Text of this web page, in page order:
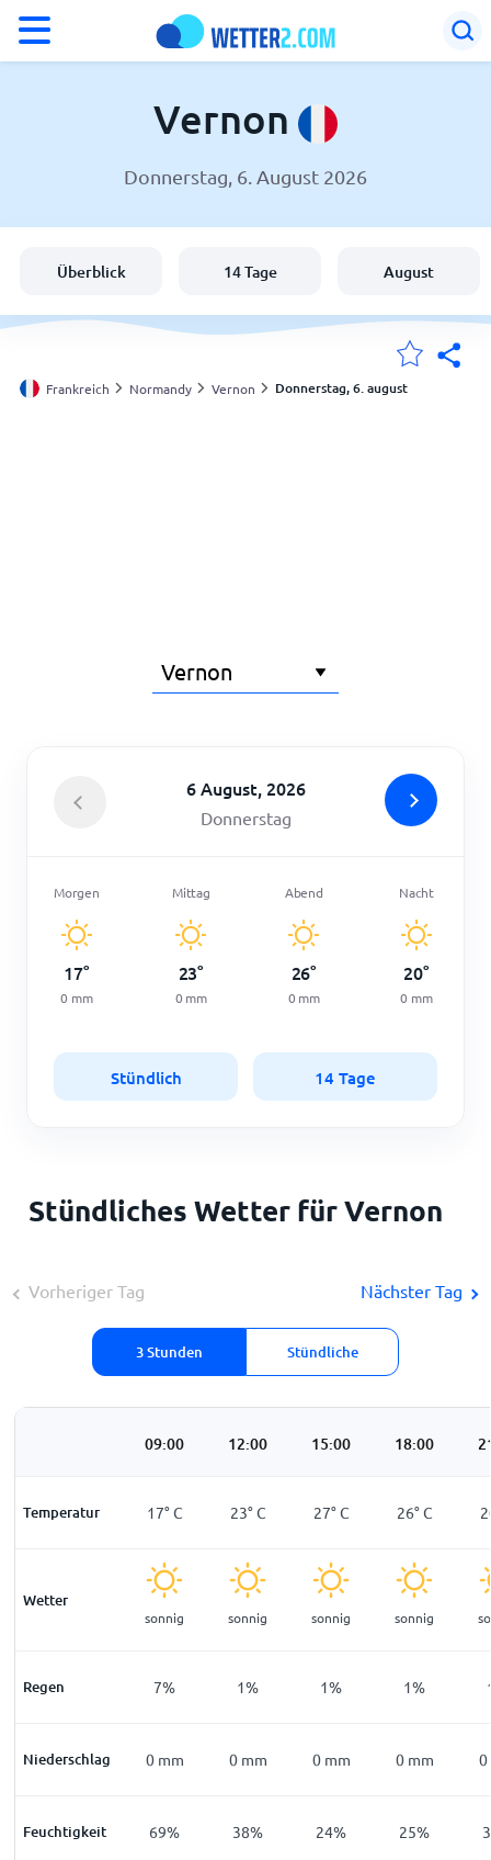
Wetter in Vernon
Schweiz
Deutschland
Vernon
Donnerstag, 6. August 2026
Überblick 14 Tage August
Frankreich Normandy Vernon Donnerstag, 6. august
6 August, 2026
Donnerstag
Morgen
17°
0 mm
Mittag
23°
0 mm
Abend
26°
0 mm
Nacht
20°
0 mm
Stündlich 14 Tage
Stündliches Wetter für Vernon
Vorheriger Tag
3 Stunden Stündliche
Nächster Tag
09:00 12:00 15:00 18:00
Temperatur
11°C 17°C 23°C 27°C 26°C
Wetter
sonnig sonnig sonnig sonnig
Regen 7% 1% 1% 1%
Niederschlag
0mm 0 mm 0 mm 0 mm 0 mm 0
Feuchtigkeit
93% 69% 38% 24% 25%